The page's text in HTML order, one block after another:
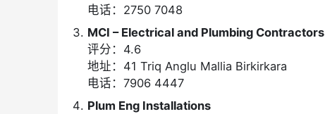
电话：2750 7048
MCI – Electrical and Plumbing Contractors
评分：4.6
地址：41 Triq Anglu Mallia Birkirkara
电话：7906 4447
Plum Eng Installations